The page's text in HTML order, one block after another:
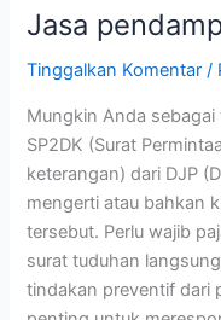
Jasa
Tinggalkan Komentar /
Mungkin Anda
SP2DK (Surat
keterangan) dari DJP
mengerti atau bahkan
tersebut. Perlu wajib
surat tuduhan
tindakan preventif dari